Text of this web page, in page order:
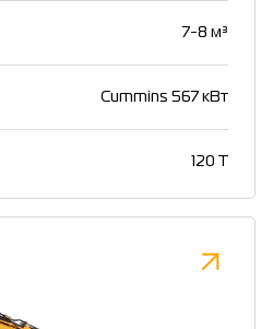
7-8 м³
Cummins 567 кВт
120 T